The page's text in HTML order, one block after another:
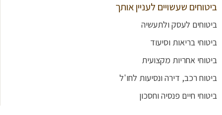
ביטוחים שעשויים לעניין אותך
ביטוחים לעסק ולתעשיה
ביטוחי בריאות וסיעוד
ביטוחי אחריות מקצועית
ביטוח רכב, דירה ונסיעות לחו'ל
ביטוחי חיים פנסיה וחסכון